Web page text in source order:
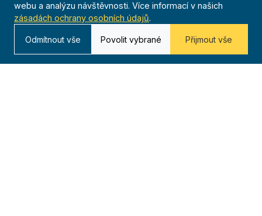
webu a analýzu návštěvnosti. Více informací v našich
zásadách ochrany osobních údajů.
Odmítnout vše Povolit vybrané Přijmout vše